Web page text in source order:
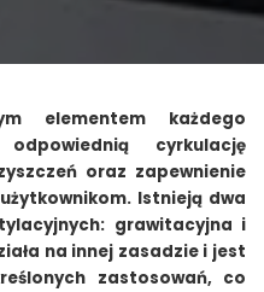
elementem każdego
cyrkulację
oraz zapewnienie
Istnieją dwa
grawitacyjna i
na innej zasadzie i jest
zastosowań, co